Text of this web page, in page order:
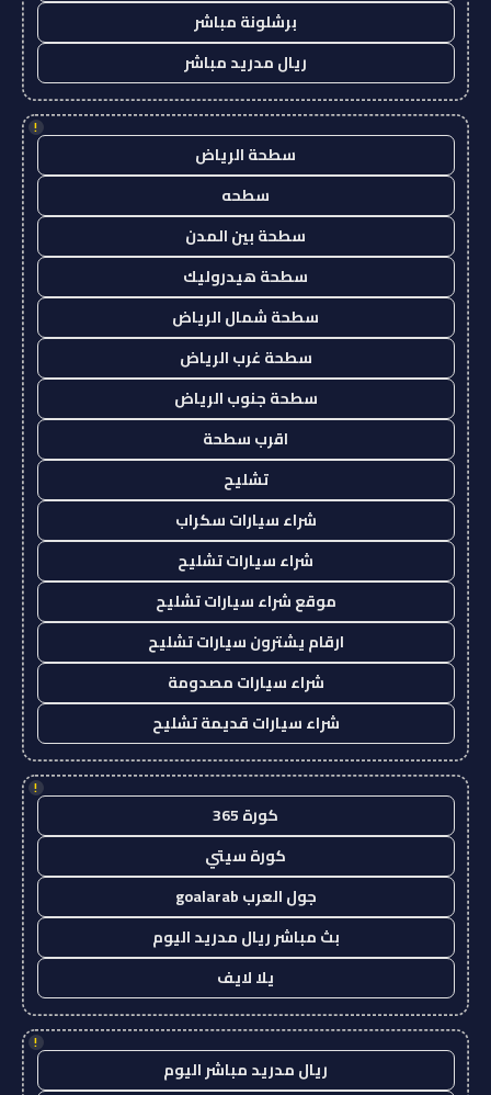
برشلونة مباشر
ريال مدريد مباشر
!
سطحة الرياض
سطحه
سطحة بين المدن
سطحة هيدروليك
سطحة شمال الرياض
سطحة غرب الرياض
سطحة جنوب الرياض
اقرب سطحة
تشليح
شراء سيارات سكراب
شراء سيارات تشليح
موقع شراء سيارات تشليح
ارقام يشترون سيارات تشليح
شراء سيارات مصدومة
شراء سيارات قديمة تشليح
!
كورة 365
كورة سيتي
جول العرب goalarab
بث مباشر ريال مدريد اليوم
يلا لايف
!
ريال مدريد مباشر اليوم